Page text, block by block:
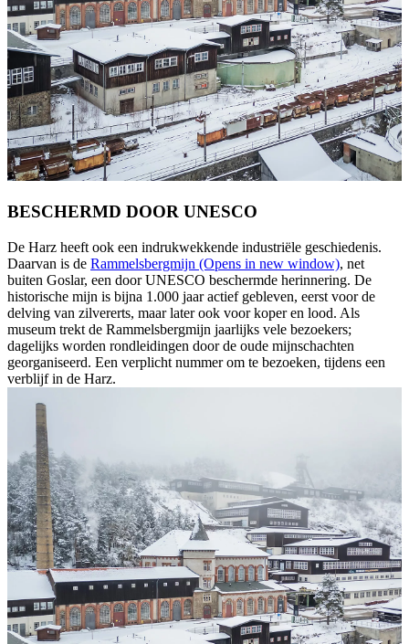
BESCHERMD DOOR UNESCO
De Harz heeft ook een indrukwekkende industriële geschiedenis.
Daarvan is de Rammelsbergmijn (Opens in new window), net
buiten Goslar, een door UNESCO beschermde herinnering. De
historische mijn is bijna 1.000 jaar actief gebleven, eerst voor de
delving van zilvererts, maar later ook voor koper en lood. Als
museum trekt de Rammelsbergmijn jaarlijks vele bezoekers;
dagelijks worden rondleidingen door de oude mijnschachten
georganiseerd. Een verplicht nummer om te bezoeken, tijdens een
verblijf in de Harz.